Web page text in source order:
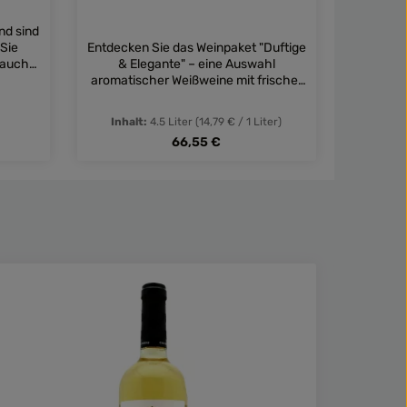
sind
Entdecken Sie das Weinpaket "Duftige
& Elegante" – eine Auswahl
aromatischer Weißweine mit frischer
lebendiger Säure. Perfekt für
besondere Abende, als Aperitif oder
als Geschenk für Weinliebhaber!
Inhalt:4.5 Liter (14,79 € / 1 Liter)
Regulärer Preis:
66,55 €
von 5 von 5 Sternen